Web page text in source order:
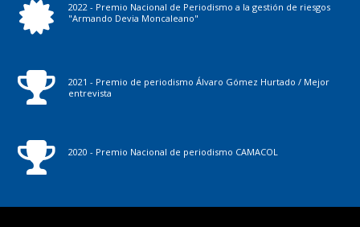
2022 - Premio Nacional de Periodismo a la gestión de riesgos
"Armando Devia Moncaleano"
2021 - Premio de periodismo Álvaro Gómez Hurtado / Mejor
entrevista
2020 - Premio Nacional de periodismo CAMACOL